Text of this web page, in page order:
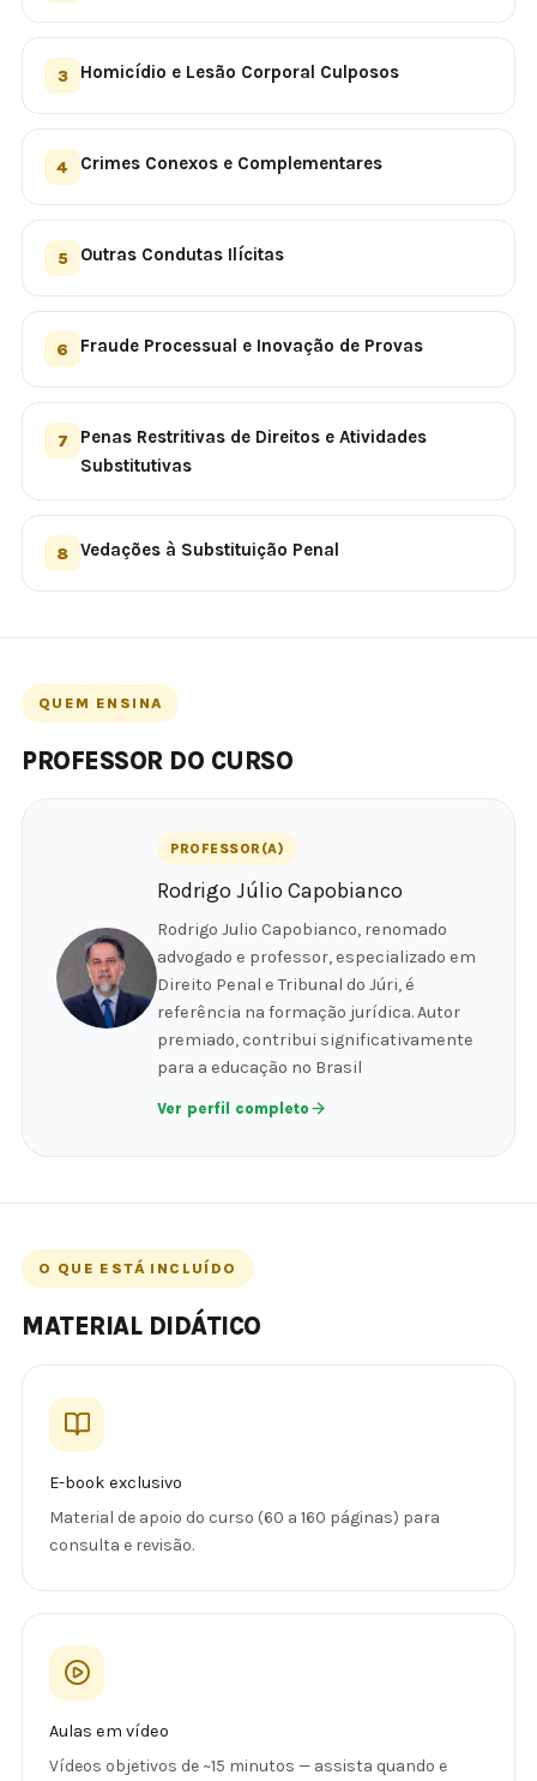
3 Homicídio e Lesão Corporal Culposos
4 Crimes Conexos e Complementares
5 Outras Condutas Ilícitas
6 Fraude Processual e Inovação de Provas
7
Penas Restritivas de Direitos e Atividades
Substitutivas
8 Vedações à Substituição Penal
QUEM ENSINA
PROFESSOR DO CURSO
PROFESSOR(A)
Rodrigo Júlio Capobianco
Rodrigo Julio Capobianco, renomado
advogado e professor, especializado em
Direito Penal e Tribunal do Júri, é
referência na formação jurídica. Autor
premiado, contribui significativamente
para a educação no Brasil
Ver perfil completo
O QUE ESTÁ INCLUÍDO
MATERIAL DIDÁTICO
E-book exclusivo
Material de apoio do curso (60 a 160 páginas) para
consulta e revisão.
Aulas em vídeo
Vídeos objetivos de ~15 minutos — assista quando e